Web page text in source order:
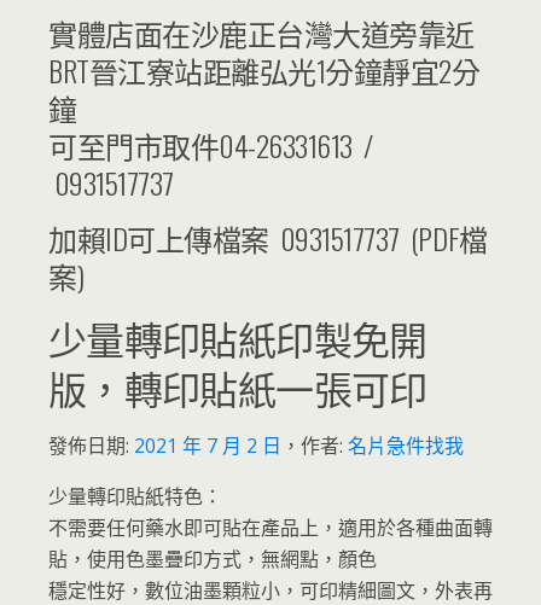
實體店面在沙鹿正台灣大道旁靠近
BRT晉江寮站距離弘光1分鐘靜宜2分
鐘
可至門市取件04-26331613 /
0931517737
加賴ID可上傳檔案 0931517737 (PDF檔
案)
少量轉印貼紙印製免開
版，轉印貼紙一張可印
發佈日期: 2021 年 7 月 2 日 ， 作者: 名片急件找我
少量轉印貼紙特色：
不需要任何藥水即可貼在產品上，適用於各種曲面轉
貼，使用色墨疊印方式，無網點，顏色
穩定性好，數位油墨顆粒小，可印精細圖文，外表再